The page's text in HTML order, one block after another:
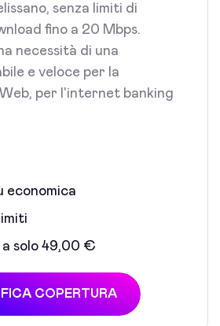
senza limiti di
fino a 20 Mbps.
necessità di una
e veloce per la
per l'internet banking
economica
solo 49,00 €
COPERTURA